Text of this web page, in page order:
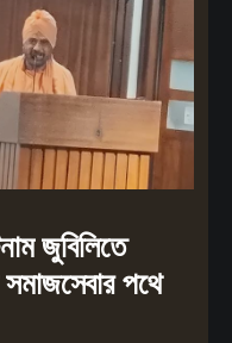
জুবিলিতে
সমাজসেবার পথে